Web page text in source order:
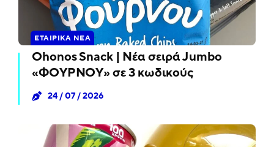
ΕΤΑΙΡΙΚΆ ΝΈΑ
Ohonos Snack | Νέα σειρά Jumbo
«ΦΟΥΡΝΟΥ» σε 3 κωδικούς
24 / 07 / 2026